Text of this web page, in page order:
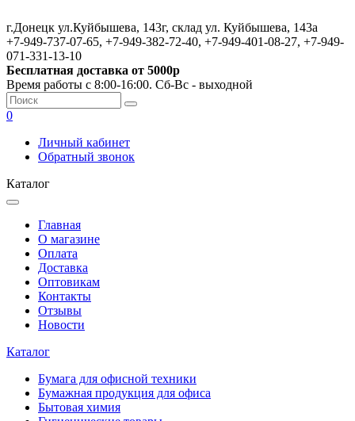
г.Донецк ул.Куйбышева, 143г, склад ул. Куйбышева, 143а
+7-949-737-07-65, +7-949-382-72-40, +7-949-401-08-27, +7-949-
071-331-13-10
Бесплатная доставка от 5000р
Время работы с 8:00-16:00. Сб-Вс - выходной
0
Личный кабинет
Обратный звонок
Каталог
Главная
О магазине
Оплата
Доставка
Оптовикам
Контакты
Отзывы
Новости
Каталог
Бумага для офисной техники
Бумажная продукция для офиса
Бытовая химия